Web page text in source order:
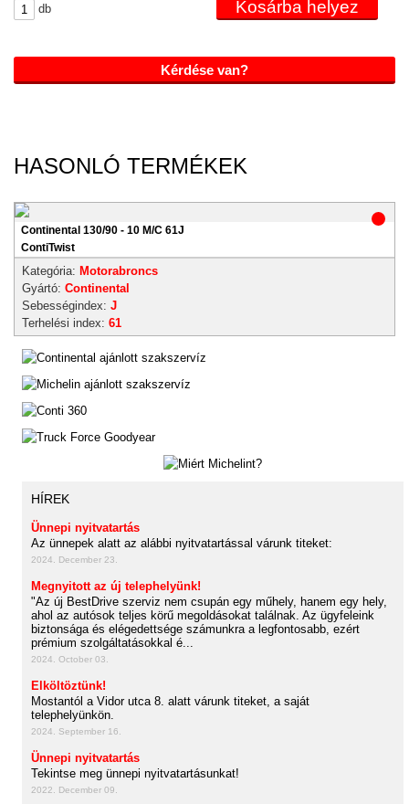
db
Kérdése van?
HASONLÓ TERMÉKEK
Continental 130/90 - 10 M/C 61J
ContiTwist
Kategória: Motorabroncs
Gyártó: Continental
Sebességindex: J
Terhelési index: 61
HÍREK
Ünnepi nyitvatartás
Az ünnepek alatt az alábbi nyitvatartással várunk titeket:
2024. December 23.
Megnyitott az új telephelyünk!
"Az új BestDrive szerviz nem csupán egy műhely, hanem egy hely,
ahol az autósok teljes körű megoldásokat találnak. Az ügyfeleink
biztonsága és elégedettsége számunkra a legfontosabb, ezért
prémium szolgáltatásokkal é...
2024. October 03.
Elköltöztünk!
Mostantól a Vidor utca 8. alatt várunk titeket, a saját
telephelyünkön.
2024. September 16.
Ünnepi nyitvatartás
Tekintse meg ünnepi nyitvatartásunkat!
2022. December 09.